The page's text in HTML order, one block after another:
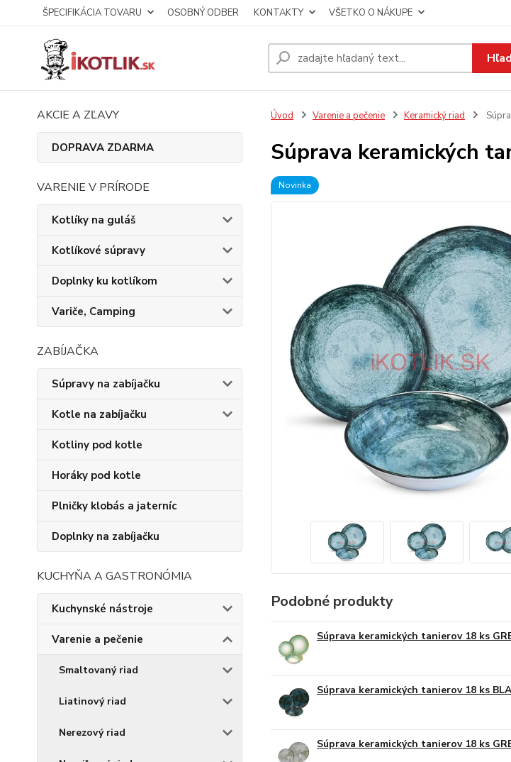
ŠPECIFIKÁCIA TOVARU OSOBNÝ ODBER KONTAKTY VŠETKO O NÁKUPE
AKCIE A ZĽAVY
DOPRAVA ZDARMA
VARENIE V PRÍRODE
Kotlíky na guláš
Kotlíkové súpravy
Doplnky ku kotlíkom
Variče, Camping
ZABÍJAČKA
Súpravy na zabíjačku
Kotle na zabíjačku
Kotliny pod kotle
Horáky pod kotle
Plničky klobás a jaterníc
Doplnky na zabíjačku
KUCHYŇA A GASTRONÓMIA
Kuchynské nástroje
Varenie a pečenie
Smaltovaný riad
Liatinový riad
Nerezový riad
Úvod Varenie a pečenie Keramický riad
Súprava keramických
Novinka
Podobné produkty
Súprava keramických tanierov 18 ks
Súprava keramických tanierov 18 ks
Súprava keramických tanierov 18 ks